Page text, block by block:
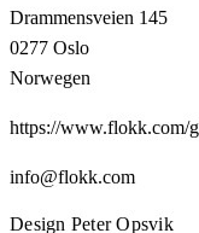
Drammensveien 145
0277 Oslo
Norwegen
https://www.flokk.com/
info@flokk.com
Design Peter Opsvik